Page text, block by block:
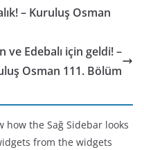
– Kuruluş Osman
ve Edebalı için geldi! –
Osman 111. Bölüm
how the Sağ Sidebar looks
from the widgets